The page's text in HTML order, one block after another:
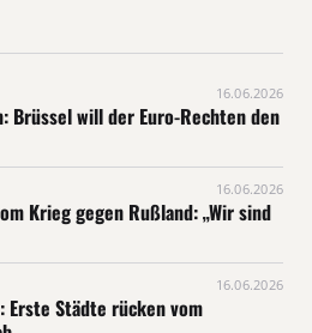
16.06.2026
Brüssel will der Euro-Rechten den
16.06.2026
Krieg gegen Rußland: „Wir sind
16.06.2026
Erste Städte rücken vom